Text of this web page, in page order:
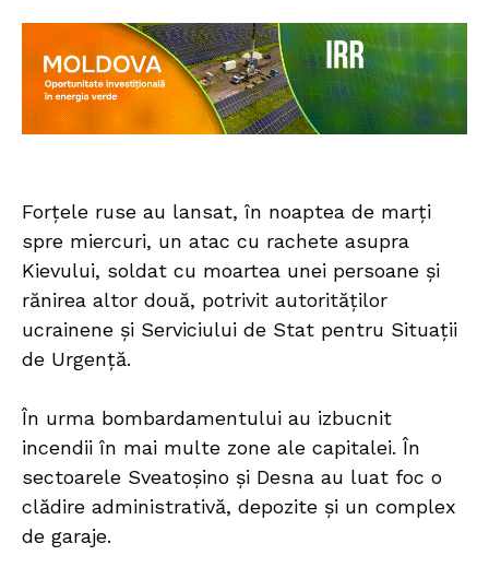
Forțele ruse au lansat, în noaptea de marți
spre miercuri, un atac cu rachete asupra
Kievului, soldat cu moartea unei persoane și
rănirea altor două, potrivit autorităților
ucrainene și Serviciului de Stat pentru Situații
de Urgență.
În urma bombardamentului au izbucnit
incendii în mai multe zone ale capitalei. În
sectoarele Sveatoșino și Desna au luat foc o
clădire administrativă, depozite și un complex
de garaje.